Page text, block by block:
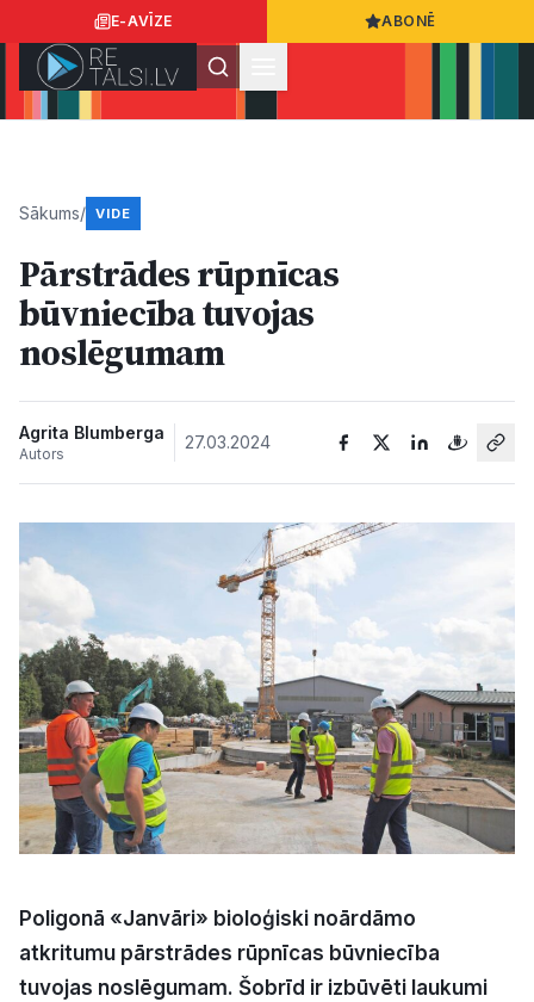
E-AVĪZE ABONĒ
Ziņas
Sabiedrība
Dzīvesstils
Kultūra
Bizness
Video
Vieta
Sludinājumi
Pasākumi
Sākums/ VIDE
Pārstrādes rūpnīcas
būvniecība tuvojas
noslēgumam
Agrita Blumberga
Autors
27.03.2024
Poligonā «Janvāri» bioloģiski noārdāmo
atkritumu pārstrādes rūpnīcas būvniecība
tuvojas noslēgumam. Šobrīd ir izbūvēti laukumi